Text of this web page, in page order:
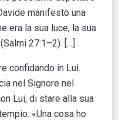
manifestò una
era la sua luce, la sua
27:1–2). […]
confidando in Lui.
nel Signore nel
Lui, di stare alla sua
«Una cosa ho